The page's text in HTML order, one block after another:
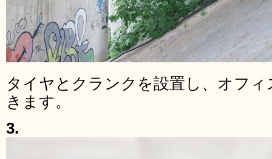
タイヤとクランクを設置し、オフ
きます。
3.